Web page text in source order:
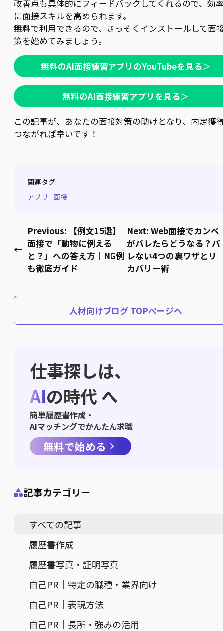
改善点も具体的にフィードバックしてくれるので、効
に面接スキルを高められます。
無料で利用できるので、さっそくインストールして面
策を始めてみましょう。
無料のAI面接練習アプリのYouTubeを見る＞
無料のAI面接練習アプリを見る＞
この記事が、あなたの面接対策の助けとなり、内定獲
つながれば幸いです！
関連タグ:
アプリ
面接
←
Previous:
【例文15選】
面接で「動物に例える
と？」への答え方｜NG例
も徹底ガイド
Next: Web面接でカンペ
がバレたらどうなる？バ
レない4つの裏ワザとリ
カバリー術
人材向けブログ TOPページへ
仕事探しは、
AIの時代 へ
簡単履歴書作成・
AIマッチングでかんたん求職
無料で始める
記事カテゴリー
すべての記事
履歴書作成
履歴書写真・証明写真
自己PR｜特定の職種・業界向け
自己PR｜表現方法
自己PR｜長所・強みの活用